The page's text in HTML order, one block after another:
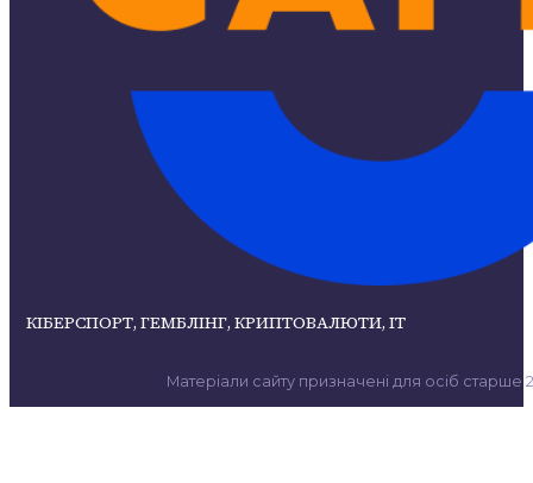
КІБЕРСПОРТ, ГЕМБЛІНГ, КРИПТОВАЛЮТИ, ІТ
Матеріали сайту призначені для осіб старше